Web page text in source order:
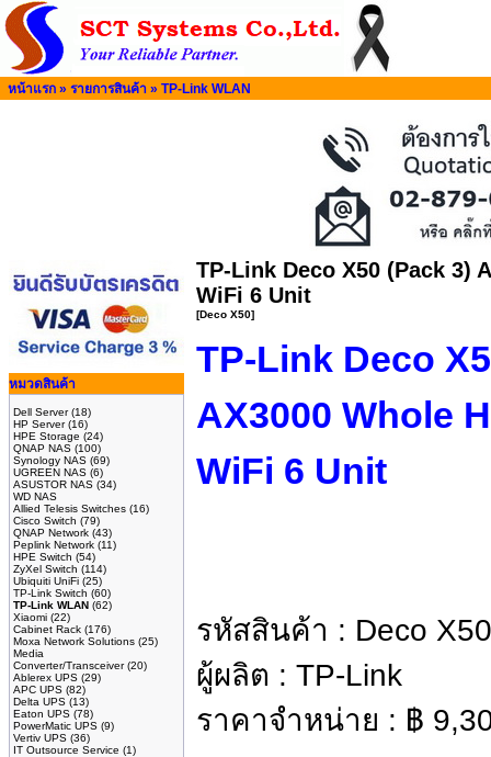
หน้าแรก » รายการสินค้า » TP-Link WLAN
หมวดสินค้า
Dell Server(18)
HP Server(16)
HPE Storage (24)
QNAP NAS (100)
Synology NAS (69)
UGREEN NAS (6)
ASUSTOR NAS (34)
WD NAS
Allied Telesis Switches (16)
Cisco Switch (79)
QNAP Network (43)
Peplink Network (11)
HPE Switch (54)
ZyXel Switch (114)
Ubiquiti UniFi (25)
TP-Link Switch (60)
TP-Link WLAN (62)
Xiaomi (22)
Cabinet Rack (176)
Moxa Network Solutions (25)
Media
Converter/Transceiver(20)
Ablerex UPS (29)
APC UPS (82)
Delta UPS (13)
Eaton UPS (78)
PowerMatic UPS (9)
Vertiv UPS (36)
IT Outsource Service (1)
TP-Link Deco X50 (Pack 3)
WiFi 6 Unit
[Deco X50]
TP-Link Deco
AX3000 Whole
WiFi 6 Unit
รหัสสินค้า : Deco
ผู้ผลิต : TP-Link
ราคาจำหน่าย : ฿